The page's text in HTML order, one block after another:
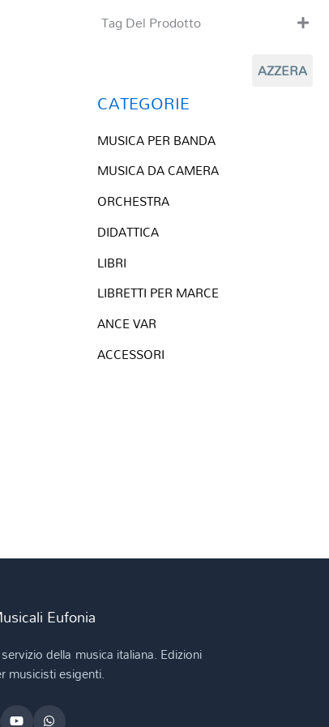
Tag Del Prodotto
Composizioni originali
QR base
QR esecuzione
AZZERA
CATEGORIE
MUSICA PER BANDA
MUSICA DA CAMERA
ORCHESTRA
DIDATTICA
LIBRI
LIBRETTI PER MARCE
ANCE VAR
ACCESSORI
Eufonia
della musica italiana. Edizioni
musicisti esigenti.